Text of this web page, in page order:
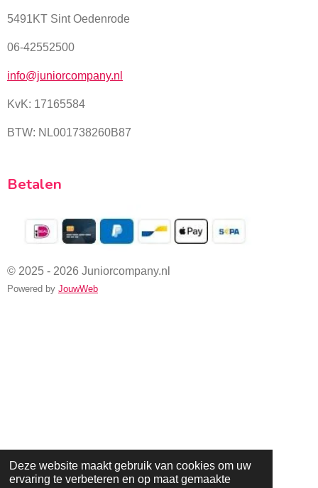
Deze website maakt gebruik van cookies om uw
ervaring te verbeteren en op maat gemaakte
5491KT Sint Oedenrode
06-42552500
info@juniorcompany.nl
KvK: 17165584
BTW: NL001738260B87
Betalen
© 2025 - 2026 Juniorcompany.nl
Powered by JouwWeb